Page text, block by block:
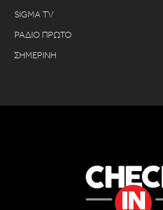
SIGMA TV
ΡΑΔΙΟ ΠΡΩΤΟ
ΣΗΜΕΡΙΝΗ